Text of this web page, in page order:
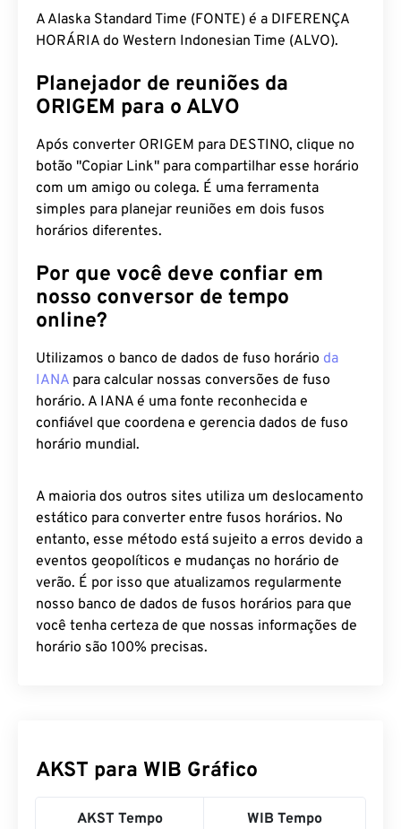
A Alaska Standard Time (FONTE) é a DIFERENÇA
HORÁRIA do Western Indonesian Time (ALVO).
Planejador de reuniões da
ORIGEM para o ALVO
Após converter ORIGEM para DESTINO, clique no
botão "Copiar Link" para compartilhar esse horário
com um amigo ou colega. É uma ferramenta
simples para planejar reuniões em dois fusos
horários diferentes.
Por que você deve confiar em
nosso conversor de tempo
online?
Utilizamos o banco de dados de fuso horário da
IANA para calcular nossas conversões de fuso
horário. A IANA é uma fonte reconhecida e
confiável que coordena e gerencia dados de fuso
horário mundial.
A maioria dos outros sites utiliza um deslocamento
estático para converter entre fusos horários. No
entanto, esse método está sujeito a erros devido a
eventos geopolíticos e mudanças no horário de
verão. É por isso que atualizamos regularmente
nosso banco de dados de fusos horários para que
você tenha certeza de que nossas informações de
horário são 100% precisas.
AKST para WIB Gráfico
AKST Tempo WIB Tempo